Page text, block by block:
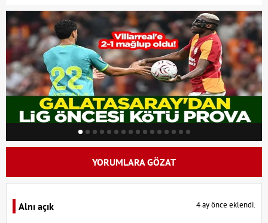
YORUMLARA GÖZAT
Alnı açık 4 ay önce eklendi.